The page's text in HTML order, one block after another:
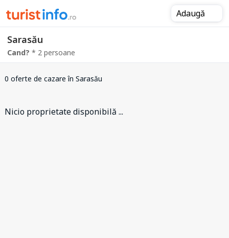
Adaugă
Sarasău
Cand? * 2 persoane
0 oferte de cazareîn Sarasău
Nicio proprietate disponibilă ...